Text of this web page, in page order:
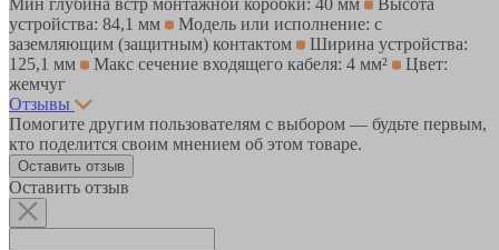
устройства: 84,1 мм
Модель или исполнение: с
заземляющим (защитным) контактом
Ширина устройства:
125,1 мм
Макс сечение входящего кабеля: 4 мм²
Цвет:
жемчуг
Отзывы
Помогите другим пользователям с выбором — будьте первым,
кто поделится своим мнением об этом товаре.
Оставить отзыв
Оставить отзыв